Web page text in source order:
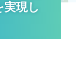
実現し